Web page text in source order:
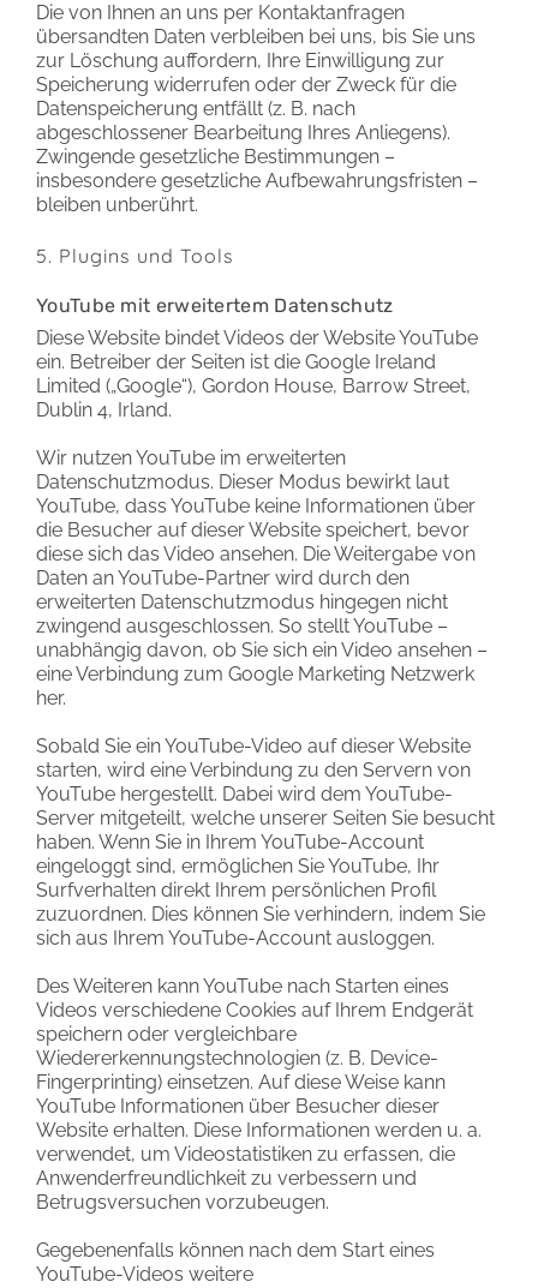
Die von Ihnen an uns per Kontaktanfragen
übersandten Daten verbleiben bei uns, bis Sie uns
zur Löschung auffordern, Ihre Einwilligung zur
Speicherung widerrufen oder der Zweck für die
Datenspeicherung entfällt (z. B. nach
abgeschlossener Bearbeitung Ihres Anliegens).
Zwingende gesetzliche Bestimmungen –
insbesondere gesetzliche Aufbewahrungsfristen –
bleiben unberührt.
5. Plugins und Tools
YouTube mit erweitertem Datenschutz
Diese Website bindet Videos der Website YouTube
ein. Betreiber der Seiten ist die Google Ireland
Limited („Google“), Gordon House, Barrow Street,
Dublin 4, Irland.
Wir nutzen YouTube im erweiterten
Datenschutzmodus. Dieser Modus bewirkt laut
YouTube, dass YouTube keine Informationen über
die Besucher auf dieser Website speichert, bevor
diese sich das Video ansehen. Die Weitergabe von
Daten an YouTube-Partner wird durch den
erweiterten Datenschutzmodus hingegen nicht
zwingend ausgeschlossen. So stellt YouTube –
unabhängig davon, ob Sie sich ein Video ansehen –
eine Verbindung zum Google Marketing Netzwerk
her.
Sobald Sie ein YouTube-Video auf dieser Website
starten, wird eine Verbindung zu den Servern von
YouTube hergestellt. Dabei wird dem YouTube-
Server mitgeteilt, welche unserer Seiten Sie besucht
haben. Wenn Sie in Ihrem YouTube-Account
eingeloggt sind, ermöglichen Sie YouTube, Ihr
Surfverhalten direkt Ihrem persönlichen Profil
zuzuordnen. Dies können Sie verhindern, indem Sie
sich aus Ihrem YouTube-Account ausloggen.
Des Weiteren kann YouTube nach Starten eines
Videos verschiedene Cookies auf Ihrem Endgerät
speichern oder vergleichbare
Wiedererkennungstechnologien (z. B. Device-
Fingerprinting) einsetzen. Auf diese Weise kann
YouTube Informationen über Besucher dieser
Website erhalten. Diese Informationen werden u. a.
verwendet, um Videostatistiken zu erfassen, die
Anwenderfreundlichkeit zu verbessern und
Betrugsversuchen vorzubeugen.
Gegebenenfalls können nach dem Start eines
YouTube-Videos weitere